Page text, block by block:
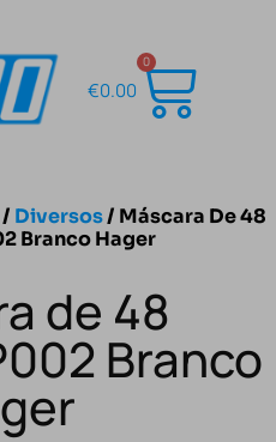
€0.00
0
Diversos/ Máscara De 48
Branco Hager
de 48
Branco